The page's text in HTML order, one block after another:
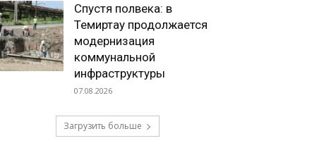
Спустя полвека: в
Темиртау продолжается
модернизация
коммунальной
инфраструктуры
07.08.2026
Загрузить больше